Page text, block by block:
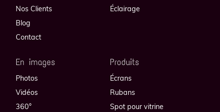
Nos Clients
Blog
Contact
Éclairage
En images
Photos
Vidéos
360°
Produits
Écrans
Rubans
Spot pour vitrine